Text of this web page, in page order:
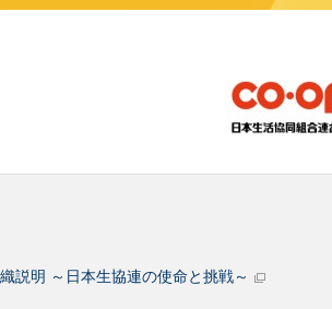
説明 ～日本生協連の使命と挑戦～